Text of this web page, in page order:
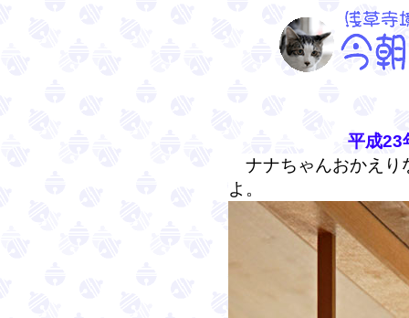
平成23
ナナちゃんおかえり
よ。